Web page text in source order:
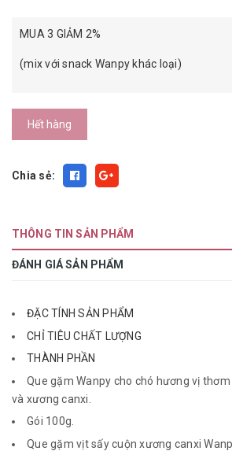
MUA 3 GIẢM 2%
(mix với snack Wanpy khác loại)
Hết hàng
Chia sẻ:
THÔNG TIN SẢN PHẨM
ĐÁNH GIÁ SẢN PHẨM
ĐẶC TÍNH SẢN PHẨM
CHỈ TIÊU CHẤT LƯỢNG
THÀNH PHẦN
Que gặm Wanpy cho chó hương vị
và xương canxi.
Gói 100g.
Que gặm vịt sấy cuộn xương canxi